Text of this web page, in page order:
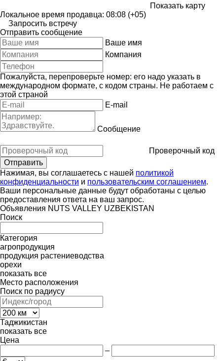
Показать карту
Локальное время продавца: 08:08 (+05)
Запросить встречу
Отправить сообщение
Ваше имя
Компания
Пожалуйста, перепроверьте номер: его надо указать в
международном формате, с кодом страны. Не работаем с
этой страной
E-mail
Сообщение
Проверочный код
Нажимая, вы соглашаетесь с нашей политикой
конфиденциальности и пользовательским соглашением.
Ваши персональные данные будут обработаны с целью
предоставления ответа на ваш запрос.
Объявления NUTS VALLEY UZBEKISTAN
Поиск
Категория
агропродукция
продукция растениеводства
орехи
показать все
Место расположения
Поиск по радиусу
Таджикистан
показать все
Цена
–